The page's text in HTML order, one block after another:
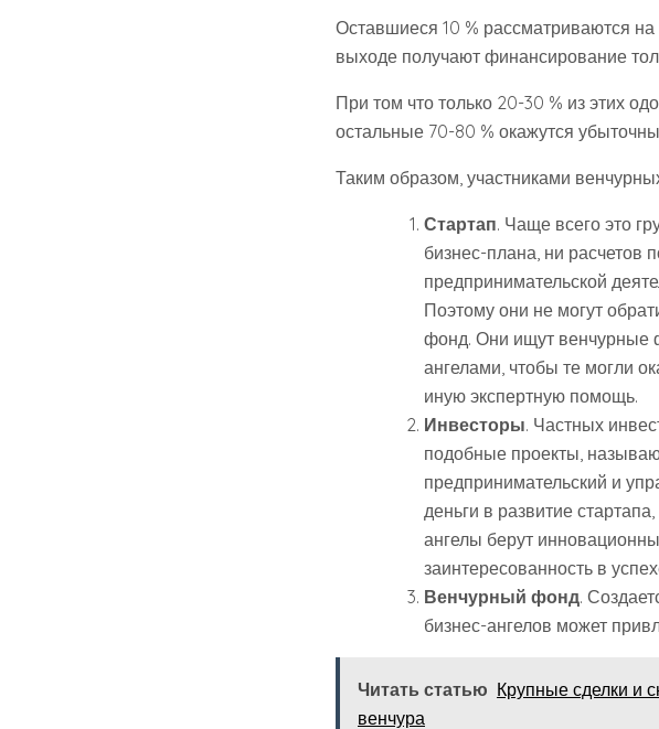
Оставшиеся 10 % рассматриваются
выходе получают финансирование
При том что только 20-30 % из этих
остальные 70-80 % окажутся
Таким образом, участниками
Стартап. Чаще всего это
бизнес-плана, ни расчетов
предпринимательской
Поэтому они не могут
фонд. Они ищут венчурные
ангелами, чтобы те могли
иную экспертную помощь.
Инвесторы. Частных
подобные проекты,
предпринимательский и
деньги в развитие
ангелы берут
заинтересованность в
Венчурный фонд.
бизнес-ангелов может
Читать статью Крупные сделки и
венчура